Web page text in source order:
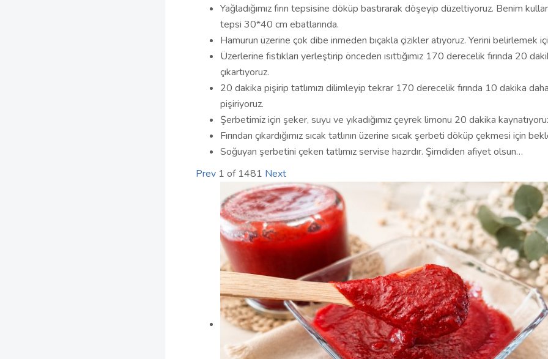
Yağladığımız fırın tepsisine döküp bastırarak döşeyip düzeltiyoruz. Benim
tepsi 30*40 cm ebatlarında.
Hamurun üzerine çok dibe inmeden bıçakla çizikler atıyoruz. Yerini belirlemek
Üzerlerine fıstıkları yerleştirip önceden ısıttığımız 170 derecelik fırında 20
çıkartıyoruz.
20 dakika pişirip tatlımızı dilimleyip tekrar 170 derecelik fırında 10 dakika daha
pişiriyoruz.
Şerbetimiz için şeker, suyu ve yıkadığımız çeyrek limonu 20 dakika
Fırından çıkardığımız sıcak tatlının üzerine sıcak şerbeti döküp çekmesi için
Soğuyan şerbetini çeken tatlımız servise hazırdır. Şimdiden afiyet olsun…
Prev 1 of 1481 Next